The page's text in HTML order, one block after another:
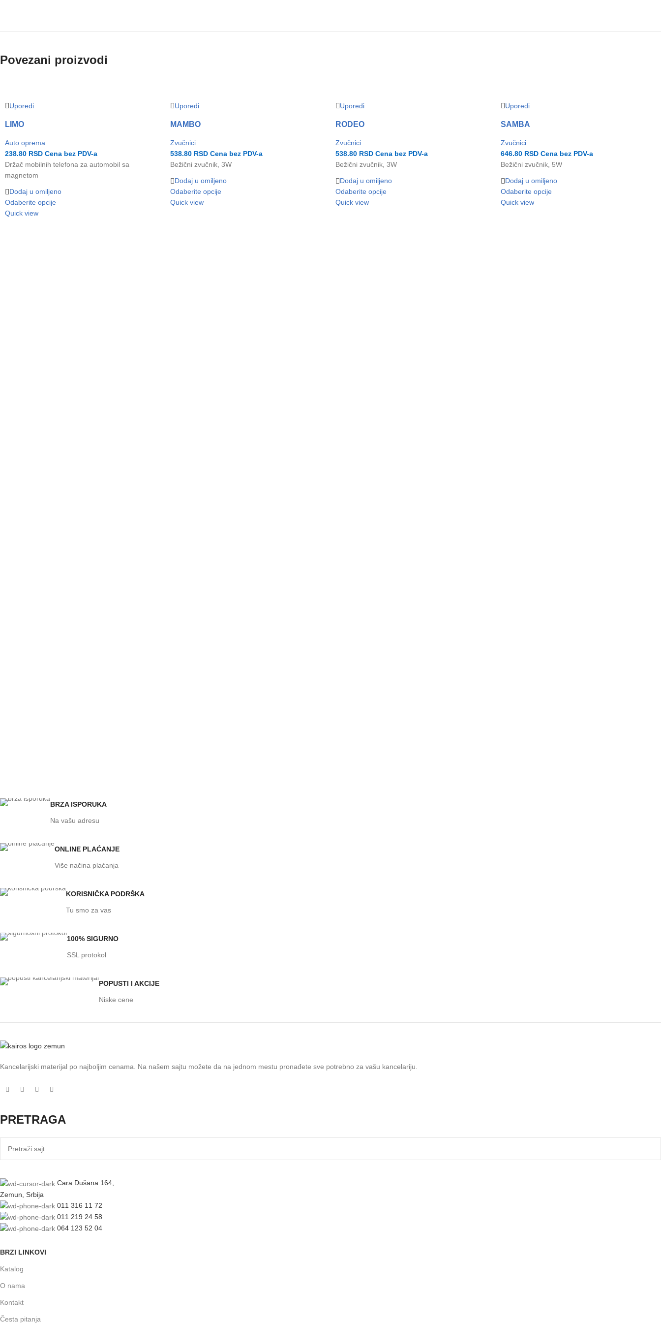
Povezani proizvodi
Uporedi
LIMO
Auto oprema
238.80 RSD Cena bez PDV-a
Držač mobilnih telefona za automobil sa
magnetom
Dodaj u omiljeno
Odaberite opcije
Quick view
Uporedi
MAMBO
Zvučnici
538.80 RSD Cena bez PDV-a
Bežični zvučnik, 3W
Dodaj u omiljeno
Odaberite opcije
Quick view
Uporedi
RODEO
Zvučnici
538.80 RSD Cena bez PDV-a
Bežični zvučnik, 3W
Dodaj u omiljeno
Odaberite opcije
Quick view
Uporedi
SAMBA
Zvučnici
646.80 RSD Cena bez PDV-a
Bežični zvučnik, 5W
Dodaj u omiljeno
Odaberite opcije
Quick view
BRZA ISPORUKA
Na vašu adresu
ONLINE PLAĆANJE
Više načina plaćanja
KORISNIČKA PODRŠKA
Tu smo za vas
100% SIGURNO
SSL protokol
POPUSTI I AKCIJE
Niske cene
Kancelarijski materijal po najboljim cenama. Na našem sajtu možete da na jednom mestu pronađete sve potrebno za vašu kancelariju.
PRETRAGA
Cara Dušana 164,
Zemun, Srbija
011 316 11 72
011 219 24 58
064 123 52 04
BRZI LINKOVI
Katalog
O nama
Kontakt
Česta pitanja